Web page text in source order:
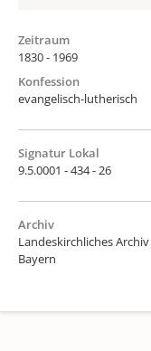
Zeitraum
1830 - 1969
Konfession
evangelisch-lutherisch
Signatur Lokal
9.5.0001 - 434 - 26
Archiv
Landeskirchliches
Bayern